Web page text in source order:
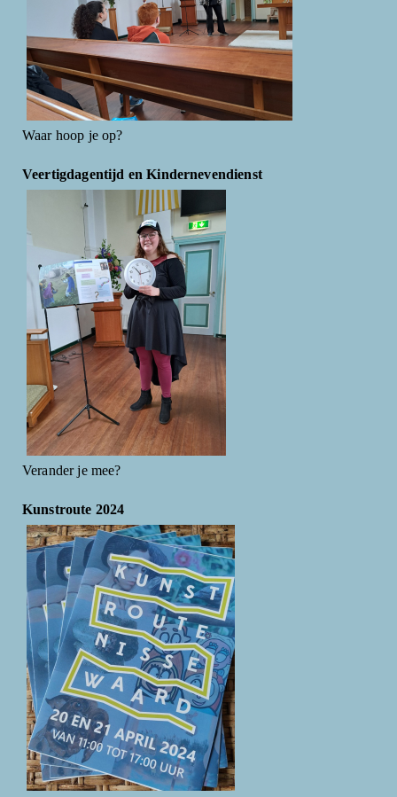
Waar hoop je op?
Veertigdagentijd en Kindernevendienst
Verander je mee?
Kunstroute 2024